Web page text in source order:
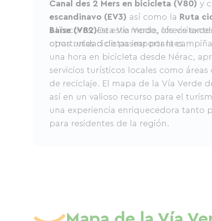
Canal des 2 Mers en bicicleta (V80) y
escandinavo (EV3) así como la Ruta
Baïse (V82)De este modo, ofrece
otras rutas ciclistas importantes.
Al recorrer esta Vía Verde, los
oportunidad de pasear por la
una hora en bicicleta desde Nérac,
servicios turísticos locales como áreas
de reciclaje. El mapa de la Vía Verde
así en un valioso recurso para el
una experiencia enriquecedora tanto
para residentes de la región.